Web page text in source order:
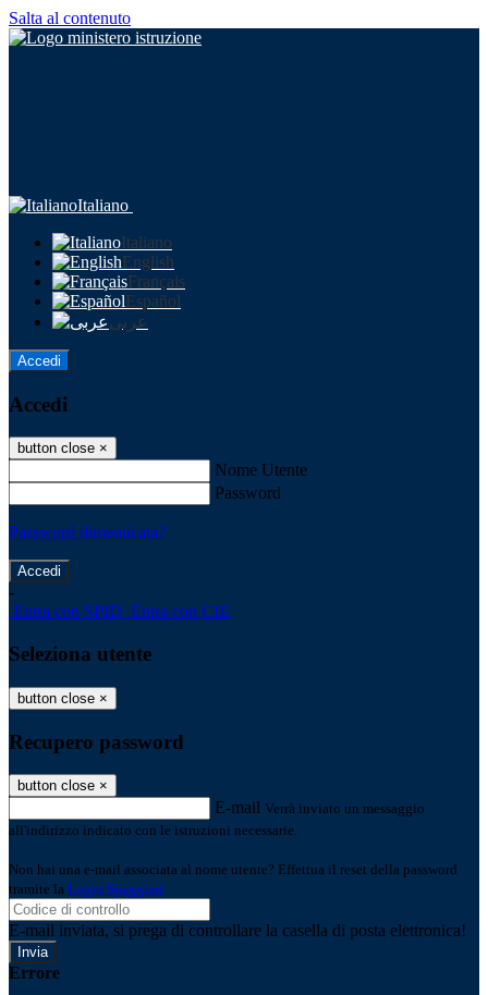
Salta al contenuto
Italiano
Italiano
English
Français
Español
عربى
Accedi
Accedi
button close ×
Nome Utente
Password
Password dimenticata?
-
Entra con SPID Entra con CIE
Seleziona utente
button close ×
Recupero password
button close ×
E-mail Verrà inviato un messaggio
all'indirizzo indicato con le istruzioni necessarie.
Non hai una e-mail associata al nome utente? Effettua il reset della password
tramite la Login Spaggiari
E-mail inviata, si prega di controllare la casella di posta elettronica!
Errore